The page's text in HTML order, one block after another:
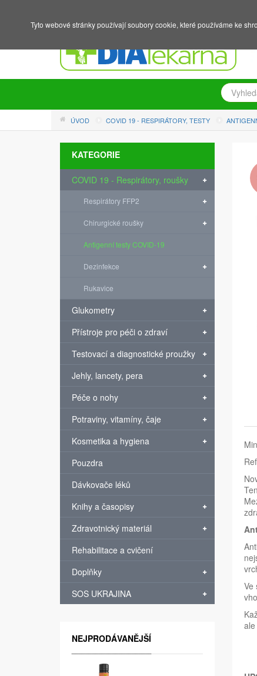
ÚVOD COVID 19 - RESPIRÁTORY, TESTY
Ve
KATEGORIE
COVID 19 - Respirátory, roušky
Respirátory FFP2
Chirurgické roušky
Antigenní testy COVID-19
Dezinfekce
Rukavice
Glukometry
Přístroje pro péči o zdraví
Testovací a diagnostické proužky
Jehly, lancety, pera
Péče o nohy
Potraviny, vitamíny, čaje
Kosmetika a hygiena
Pouzdra
Dávkovače léků
Knihy a časopisy
Zdravotnický materiál
Rehabilitace a cvičení
Doplňky
SOS UKRAJINA
NEJPRODÁVANĚJŠÍ
Tyto webové stránky používají soubory cookie, které používáme ke